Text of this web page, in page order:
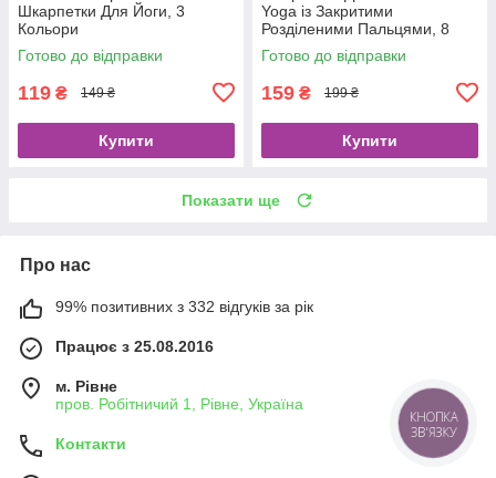
Шкарпетки Для Йоги, 3
Кольори
Готово до відправки
119 ₴ 149 ₴
Купити
Yoga із Закритими
Розділеними Пальцями, 8
Кольорів
Готово до відправки
159 ₴ 199 ₴
Купити
Показати ще
Про нас
99% позитивних з 332 відгуків за рік
Працює з 25.08.2016
м. Рівне
пров. Робітничий 1, Рівне, Україна
Контакти
КНОПКА
ЗВ'ЯЗКУ